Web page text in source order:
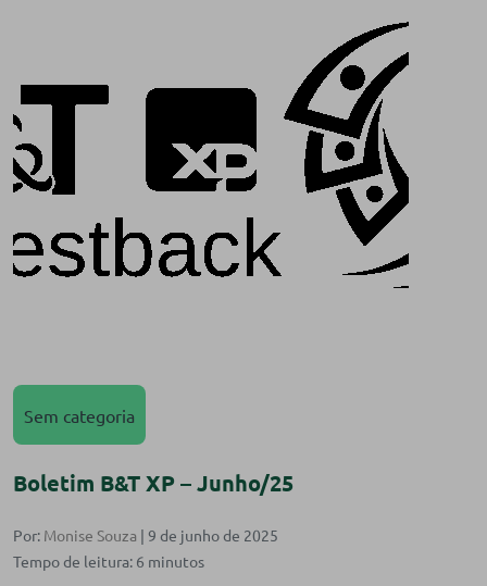
Sem categoria
Boletim B&T XP – Junho/25
Por: Monise Souza | 9 de junho de 2025